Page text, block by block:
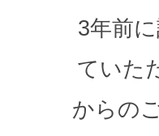
3年前
ていた
からの